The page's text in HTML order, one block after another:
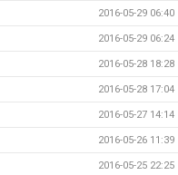
2016-05-29 06:40
2016-05-29 06:24
2016-05-28 18:28
2016-05-28 17:04
2016-05-27 14:14
2016-05-26 11:39
2016-05-25 22:25